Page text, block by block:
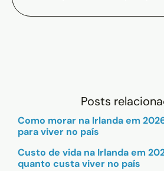
Posts
Como morar na Irlanda em
para viver no país
Custo de vida na Irlanda em
quanto custa viver no país